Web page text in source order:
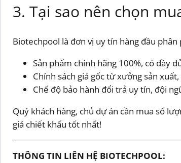
3. Tại sao nên chọn
Biotechpool là đơn vị uy tín hàng đầu
Sản phẩm chính hãng 100%, có đầy
Chính sách giá gốc từ xưởng sản
Chế độ bảo hành đổi trả uy tín, đội
Quý khách hàng, chủ dự án cần mua số
giá chiết khấu tốt nhất!
THÔNG TIN LIÊN HỆ BIOTECHPOOL: